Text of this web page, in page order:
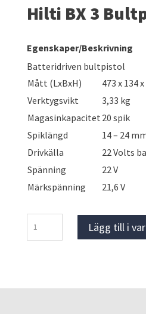
Hilti BX 3
Egenskaper/Beskrivning
Batteridriven bultpistol
Mått (LxBxH)
473 x 134
Verktygsvikt
3,33 kg
Magasinkapacitet 20 spik
Spiklängd
14 – 24
Drivkälla
22 Volts
Spänning
22 V
Märkspänning
21,6 V
BX
mängd
Lägg till i